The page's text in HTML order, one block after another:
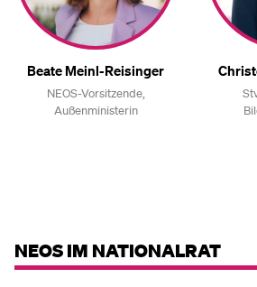
Beate Meinl-Reisinger
NEOS-Vorsitzende,
Außenministerin
NEOS IM NATIONALRAT